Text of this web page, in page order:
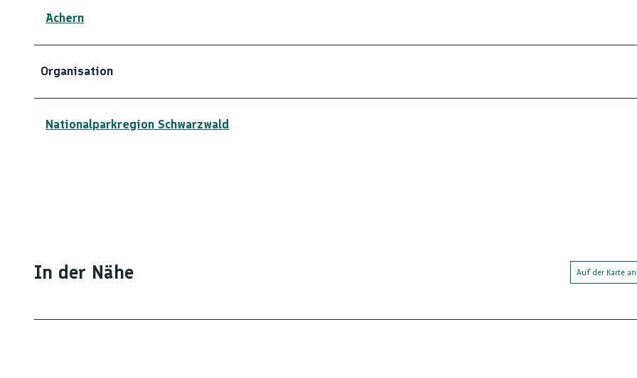
Achern
Organisation
Nationalparkregion Schwarzwald
In der Nähe Auf der Karte